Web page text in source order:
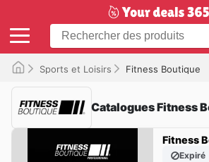
Sports et Loisirs Fitness Boutique
Catalogues Fitness
Fitness
Expiré